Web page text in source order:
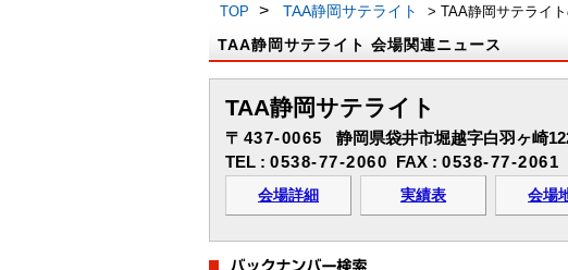
TOP > TAA静岡サテライト > TAA静岡サテライ
TAA静岡サテライト 会場関連ニュース
TAA静岡サテライト
〒437-0065 静岡県袋井市堀越字白羽ヶ崎
TEL : 0538-77-2060 FAX :0538-77-2061
会場詳細 実績表 会場